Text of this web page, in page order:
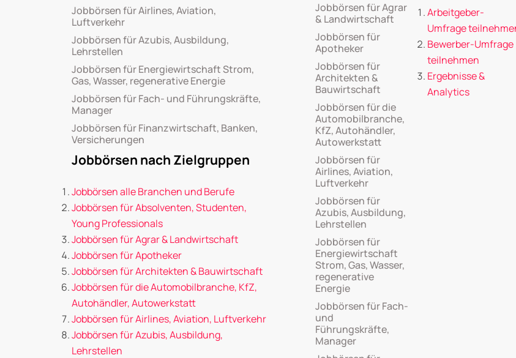
Jobbörsen für Airlines, Aviation,
Luftverkehr
Jobbörsen für Azubis, Ausbildung,
Lehrstellen
Jobbörsen für Energiewirtschaft Strom,
Gas, Wasser, regenerative Energie
Jobbörsen für Fach- und Führungskräfte,
Manager
Jobbörsen für Finanzwirtschaft, Banken,
Versicherungen
Jobbörsen nach Zielgruppen
Jobbörsen alle Branchen und Berufe
Jobbörsen für Absolventen, Studenten,
Young Professionals
Jobbörsen für Agrar & Landwirtschaft
Jobbörsen für Apotheker
Jobbörsen für Architekten & Bauwirtschaft
Jobbörsen für die Automobilbranche, KfZ,
Autohändler, Autowerkstatt
Jobbörsen für Airlines, Aviation, Luftverkehr
Jobbörsen für Azubis, Ausbildung,
Lehrstellen
Jobbörsen für Agrar
& Landwirtschaft
Jobbörsen für
Apotheker
Jobbörsen für
Architekten &
Bauwirtschaft
Jobbörsen für die
Automobilbranche,
KfZ, Autohändler,
Autowerkstatt
Jobbörsen für
Airlines, Aviation,
Luftverkehr
Jobbörsen für
Azubis, Ausbildung,
Lehrstellen
Jobbörsen für
Energiewirtschaft
Strom, Gas, Wasser,
regenerative
Energie
Jobbörsen für Fach-
und
Führungskräfte,
Manager
Arbeitgeber-
Umfrage
Bewerber-Umfrage
teilnehmen
Ergebnisse &
Analytics